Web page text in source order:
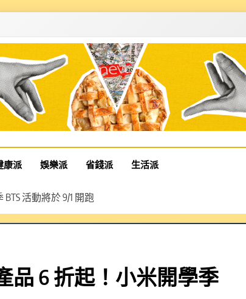
康派 娛樂派 省錢派 生活派
活動將於 9/1 開跑
品 6 折起！小米開學季